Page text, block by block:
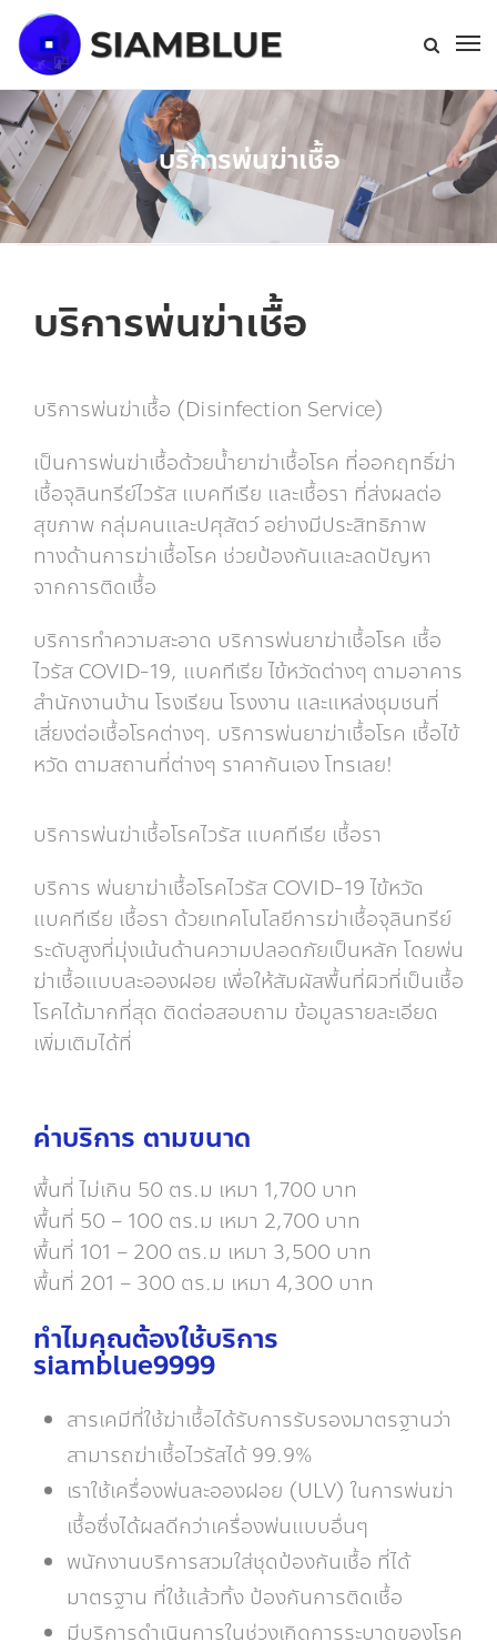
บริการพ่นฆ่าเชื้อ
บริการพ่นฆ่าเชื้อ
บริการพ่นฆ่าเชื้อ (Disinfection Service)
เป็นการพ่นฆ่าเชื้อด้วยน้ำยาฆ่าเชื้อโรค ที่ออกฤทธิ์ฆ่า
เชื้อจุลินทรีย์ไวรัส แบคทีเรีย และเชื้อรา ที่ส่งผลต่อ
สุขภาพ กลุ่มคนและปศุสัตว์ อย่างมีประสิทธิภาพ
ทางด้านการฆ่าเชื้อโรค ช่วยป้องกันและลดปัญหา
จากการติดเชื้อ
บริการทำความสะอาด บริการพ่นยาฆ่าเชื้อโรค เชื้อ
ไวรัส COVID-19, แบคทีเรีย ไข้หวัดต่างๆ ตามอาคาร
สำนักงานบ้าน โรงเรียน โรงงาน และแหล่งชุมชนที่
เสี่ยงต่อเชื้อโรคต่างๆ. บริการพ่นยาฆ่าเชื้อโรค เชื้อไข้
หวัด ตามสถานที่ต่างๆ ราคากันเอง โทรเลย!
บริการพ่นฆ่าเชื้อโรคไวรัส แบคทีเรีย เชื้อรา
บริการ พ่นยาฆ่าเชื้อโรคไวรัส COVID-19 ไข้หวัด
แบคทีเรีย เชื้อรา ด้วยเทคโนโลยีการฆ่าเชื้อจุลินทรีย์
ระดับสูงที่มุ่งเน้นด้านความปลอดภัยเป็นหลัก โดยพ่น
ฆ่าเชื้อแบบละอองฝอย เพื่อให้สัมผัสพื้นที่ผิวที่เป็นเชื้อ
โรคได้มากที่สุด ติดต่อสอบถาม ข้อมูลรายละเอียด
เพิ่มเติมได้ที่
ค่าบริการ ตามขนาด
พื้นที่ ไม่เกิน 50 ตร.ม เหมา 1,700 บาท
พื้นที่ 50 – 100 ตร.ม เหมา 2,700 บาท
พื้นที่ 101 – 200 ตร.ม เหมา 3,500 บาท
พื้นที่ 201 – 300 ตร.ม เหมา 4,300 บาท
ทำไมคุณต้องใช้บริการ
siamblue9999
สารเคมีที่ใช้ฆ่าเชื้อได้รับการรับรองมาตรฐานว่า
สามารถฆ่าเชื้อไวรัสได้ 99.9%
เราใช้เครื่องพ่นละอองฝอย (ULV) ในการพ่นฆ่า
เชื้อซึ่งได้ผลดีกว่าเครื่องพ่นแบบอื่นๆ
พนักงานบริการสวมใส่ชุดป้องกันเชื้อ ที่ได้
มาตรฐาน ที่ใช้แล้วทิ้ง ป้องกันการติดเชื้อ
มีบริการดำเนินการในช่วงเกิดการระบาดของโรค